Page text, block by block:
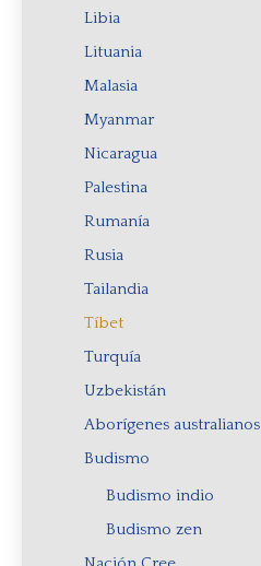
Libia
Lituania
Malasia
Myanmar
Nicaragua
Palestina
Rumanía
Rusia
Tailandia
Tíbet
Turquía
Uzbekistán
Aborígenes australianos
Budismo
Budismo indio
Budismo zen